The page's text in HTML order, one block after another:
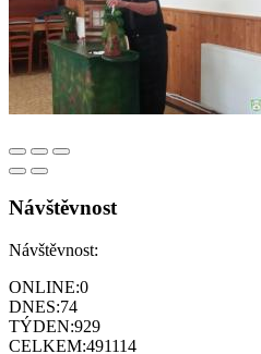
Návštěvnost
Návštěvnost:
ONLINE:0
DNES:74
TÝDEN:929
CELKEM:491114